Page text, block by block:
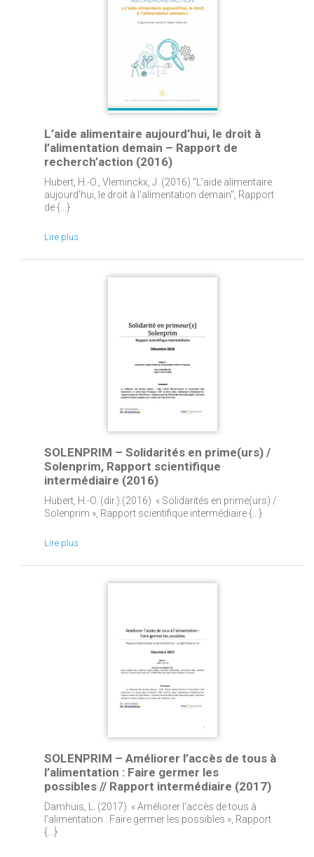
L’aide alimentaire aujourd’hui, le droit à
l’alimentation demain – Rapport de
recherch’action (2016)
Hubert, H.-O., Vleminckx, J. (2016) "L'aide alimentaire
aujourd'hui, le droit à l'alimentation demain", Rapport
de {...}
Lire plus
SOLENPRIM – Solidarités en prime(urs) /
Solenprim, Rapport scientifique
intermédiaire (2016)
Hubert, H.-O. (dir.).(2016) « Solidarités en prime(urs) /
Solenprim », Rapport scientifique intermédiaire {...}
Lire plus
SOLENPRIM – Améliorer l’accès de tous à
l’alimentation : Faire germer les
possibles // Rapport intermédiaire (2017)
Damhuis, L. (2017). « Améliorer l’accès de tous à
l’alimentation : Faire germer les possibles », Rapport
{...}